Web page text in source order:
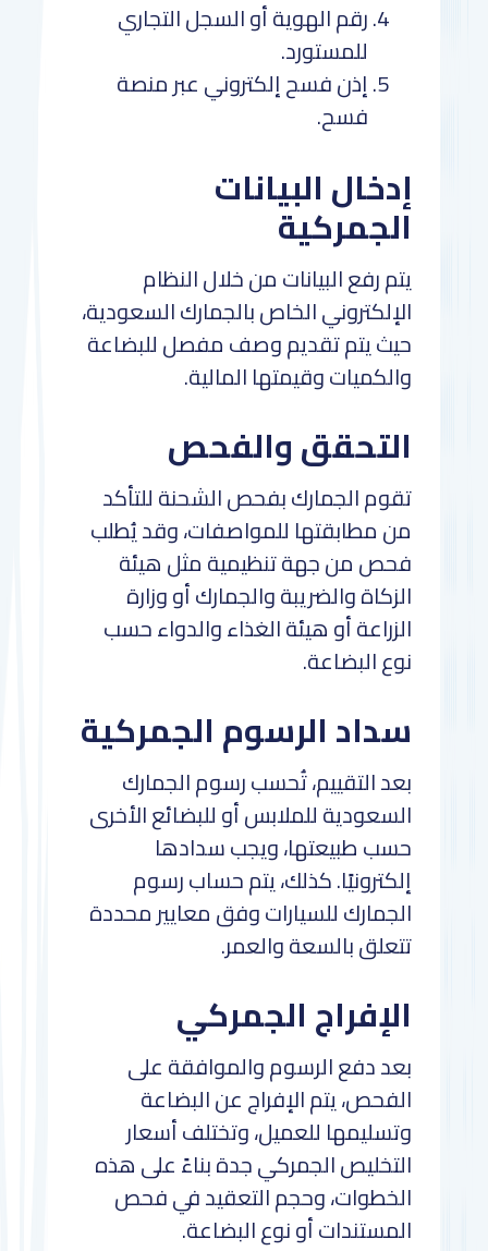
رقم الهوية أو السجل التجاري
للمستورد.
إذن فسح إلكتروني عبر منصة
فسح.
إدخال البيانات
الجمركية
يتم رفع البيانات من خلال النظام
الإلكتروني الخاص بالجمارك السعودية،
حيث يتم تقديم وصف مفصل للبضاعة
والكميات وقيمتها المالية.
التحقق والفحص
تقوم الجمارك بفحص الشحنة للتأكد
من مطابقتها للمواصفات، وقد يُطلب
فحص من جهة تنظيمية مثل هيئة
الزكاة والضريبة والجمارك أو وزارة
الزراعة أو هيئة الغذاء والدواء حسب
نوع البضاعة.
سداد الرسوم الجمركية
بعد التقييم، تُحسب رسوم الجمارك
السعودية للملابس أو للبضائع الأخرى
حسب طبيعتها، ويجب سدادها
إلكترونيًا. كذلك، يتم حساب رسوم
الجمارك للسيارات وفق معايير محددة
تتعلق بالسعة والعمر.
الإفراج الجمركي
بعد دفع الرسوم والموافقة على
الفحص، يتم الإفراج عن البضاعة
وتسليمها للعميل، وتختلف أسعار
التخليص الجمركي جدة بناءً على هذه
الخطوات، وحجم التعقيد في فحص
المستندات أو نوع البضاعة.